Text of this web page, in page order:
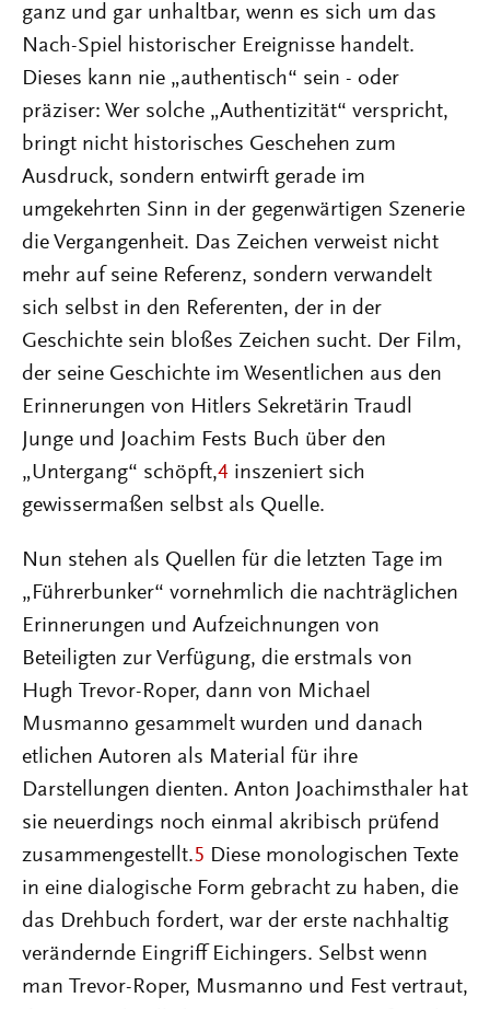
ganz und gar unhaltbar, wenn es sich um das
Nach-Spiel historischer Ereignisse handelt.
Dieses kann nie „authentisch“ sein - oder
präziser: Wer solche „Authentizität“ verspricht,
bringt nicht historisches Geschehen zum
Ausdruck, sondern entwirft gerade im
umgekehrten Sinn in der gegenwärtigen Szenerie
die Vergangenheit. Das Zeichen verweist nicht
mehr auf seine Referenz, sondern verwandelt
sich selbst in den Referenten, der in der
Geschichte sein bloßes Zeichen sucht. Der Film,
der seine Geschichte im Wesentlichen aus den
Erinnerungen von Hitlers Sekretärin Traudl
Junge und Joachim Fests Buch über den
„Untergang“ schöpft,4 inszeniert sich
gewissermaßen selbst als Quelle.
Nun stehen als Quellen für die letzten Tage im
„Führerbunker“ vornehmlich die nachträglichen
Erinnerungen und Aufzeichnungen von
Beteiligten zur Verfügung, die erstmals von
Hugh Trevor-Roper, dann von Michael
Musmanno gesammelt wurden und danach
etlichen Autoren als Material für ihre
Darstellungen dienten. Anton Joachimsthaler hat
sie neuerdings noch einmal akribisch prüfend
zusammengestellt.5 Diese monologischen Texte
in eine dialogische Form gebracht zu haben, die
das Drehbuch fordert, war der erste nachhaltig
verändernde Eingriff Eichingers. Selbst wenn
man Trevor-Roper, Musmanno und Fest vertraut,